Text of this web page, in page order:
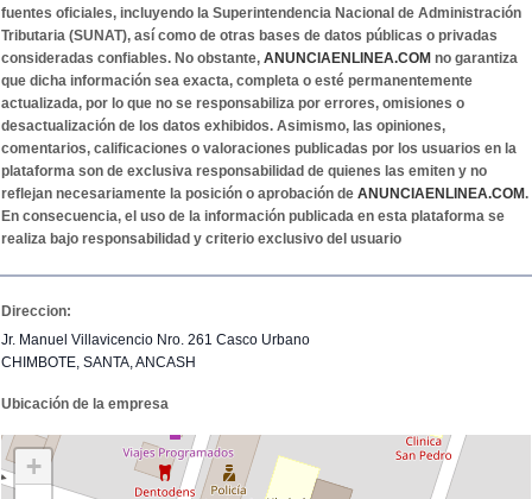
fuentes oficiales, incluyendo la Superintendencia Nacional de Administración
Tributaria (SUNAT), así como de otras bases de datos públicas o privadas
consideradas confiables. No obstante, ANUNCIAENLINEA.COM no garantiza
que dicha información sea exacta, completa o esté permanentemente
actualizada, por lo que no se responsabiliza por errores, omisiones o
desactualización de los datos exhibidos. Asimismo, las opiniones,
comentarios, calificaciones o valoraciones publicadas por los usuarios en la
plataforma son de exclusiva responsabilidad de quienes las emiten y no
reflejan necesariamente la posición o aprobación de ANUNCIAENLINEA.COM.
En consecuencia, el uso de la información publicada en esta plataforma se
realiza bajo responsabilidad y criterio exclusivo del usuario
Direccion:
Jr. Manuel Villavicencio Nro. 261 Casco Urbano
CHIMBOTE, SANTA, ANCASH
Ubicación de la empresa
+